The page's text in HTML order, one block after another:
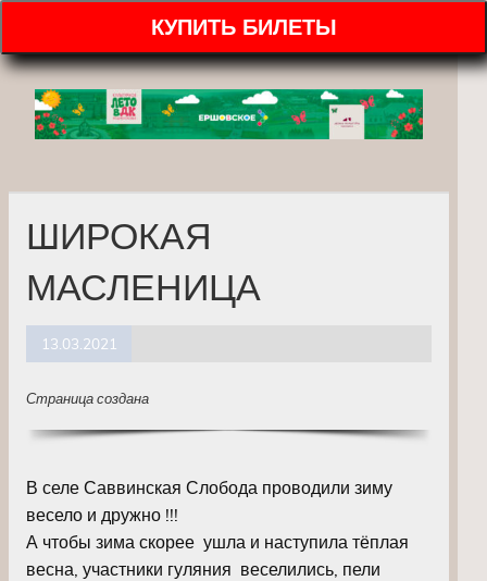
КУПИТЬ БИЛЕТЫ
ШИРОКАЯ
МАСЛЕНИЦА
13.03.2021
Страница создана
В селе Саввинская Слобода проводили зиму
весело и дружно !!!
А чтобы зима скорее ушла и наступила тёплая
весна, участники гуляния веселились, пели